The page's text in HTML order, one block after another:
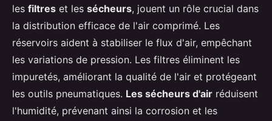
les filtres et les sécheurs, jouent un rôle crucial dans
la distribution efficace de l'air comprimé. Les
réservoirs aident à stabiliser le flux d'air, empêchant
les variations de pression. Les filtres éliminent les
impuretés, améliorant la qualité de l'air et protégeant
les outils pneumatiques. Les sécheurs d'air réduisent
l'humidité, prévenant ainsi la corrosion et les